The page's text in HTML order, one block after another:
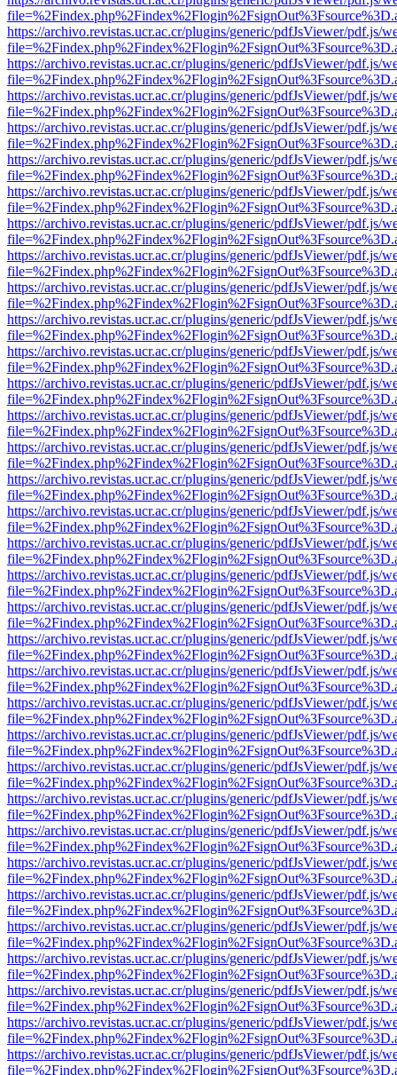
https://archivo.revistas.ucr.ac.cr/plugins/generic/pdfJsViewer/pdf.js/
https://archivo.revistas.ucr.ac.cr/plugins/generic/pdfJsViewer/pdf.js/
https://archivo.revistas.ucr.ac.cr/plugins/generic/pdfJsViewer/pdf.js/
https://archivo.revistas.ucr.ac.cr/plugins/generic/pdfJsViewer/pdf.js/
https://archivo.revistas.ucr.ac.cr/plugins/generic/pdfJsViewer/pdf.js/
https://archivo.revistas.ucr.ac.cr/plugins/generic/pdfJsViewer/pdf.js/
https://archivo.revistas.ucr.ac.cr/plugins/generic/pdfJsViewer/pdf.js/
https://archivo.revistas.ucr.ac.cr/plugins/generic/pdfJsViewer/pdf.js/
https://archivo.revistas.ucr.ac.cr/plugins/generic/pdfJsViewer/pdf.js/
https://archivo.revistas.ucr.ac.cr/plugins/generic/pdfJsViewer/pdf.js/
https://archivo.revistas.ucr.ac.cr/plugins/generic/pdfJsViewer/pdf.js/
https://archivo.revistas.ucr.ac.cr/plugins/generic/pdfJsViewer/pdf.js/
https://archivo.revistas.ucr.ac.cr/plugins/generic/pdfJsViewer/pdf.js/
https://archivo.revistas.ucr.ac.cr/plugins/generic/pdfJsViewer/pdf.js/
https://archivo.revistas.ucr.ac.cr/plugins/generic/pdfJsViewer/pdf.js/
https://archivo.revistas.ucr.ac.cr/plugins/generic/pdfJsViewer/pdf.js/
https://archivo.revistas.ucr.ac.cr/plugins/generic/pdfJsViewer/pdf.js/
https://archivo.revistas.ucr.ac.cr/plugins/generic/pdfJsViewer/pdf.js/
https://archivo.revistas.ucr.ac.cr/plugins/generic/pdfJsViewer/pdf.js/
https://archivo.revistas.ucr.ac.cr/plugins/generic/pdfJsViewer/pdf.js/
https://archivo.revistas.ucr.ac.cr/plugins/generic/pdfJsViewer/pdf.js/
https://archivo.revistas.ucr.ac.cr/plugins/generic/pdfJsViewer/pdf.js/
https://archivo.revistas.ucr.ac.cr/plugins/generic/pdfJsViewer/pdf.js/
https://archivo.revistas.ucr.ac.cr/plugins/generic/pdfJsViewer/pdf.js/
https://archivo.revistas.ucr.ac.cr/plugins/generic/pdfJsViewer/pdf.js/
https://archivo.revistas.ucr.ac.cr/plugins/generic/pdfJsViewer/pdf.js/
https://archivo.revistas.ucr.ac.cr/plugins/generic/pdfJsViewer/pdf.js/
https://archivo.revistas.ucr.ac.cr/plugins/generic/pdfJsViewer/pdf.js/
https://archivo.revistas.ucr.ac.cr/plugins/generic/pdfJsViewer/pdf.js/
https://archivo.revistas.ucr.ac.cr/plugins/generic/pdfJsViewer/pdf.js/
https://archivo.revistas.ucr.ac.cr/plugins/generic/pdfJsViewer/pdf.js/
https://archivo.revistas.ucr.ac.cr/plugins/generic/pdfJsViewer/pdf.js/
https://archivo.revistas.ucr.ac.cr/plugins/generic/pdfJsViewer/pdf.js/